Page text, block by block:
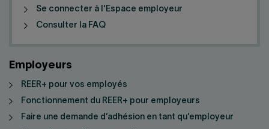
Se connecter à l'Espace employeur
Consulter la FAQ
Employeurs
REER+ pour vos employés
Fonctionnement du REER+ pour employeurs
Faire une demande d’adhésion en tant qu’employeur